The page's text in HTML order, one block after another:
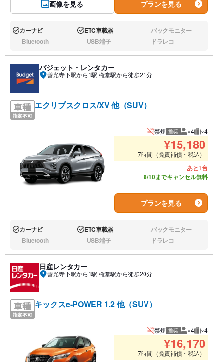
画像を見る プランを見る
あり:カーナビ あり:ETC車載器 なし:バックモニター
なし:Bluetooth なし:USB端子 なし:ドラレコ
バジェット・レンタカー
善光寺下駅から1駅 権堂駅から徒歩21分
エクリプスクロス/XV 他（SUV）
禁煙 推奨 推奨人数
×4 推奨
×4
¥15,180
7時間（免責補償・税込）
あと1台
8/10までキャンセル無料
プランを見る
あり:カーナビ あり:ETC車載器 なし:バックモニター
なし:Bluetooth なし:USB端子 なし:ドラレコ
日産レンタカー
善光寺下駅から1駅 権堂駅から徒歩20分
キックスe-POWER 1.2 他（SUV）
禁煙 推奨 推奨人数
×4 推奨
×4
¥16,170
7時間（免責補償・税込）